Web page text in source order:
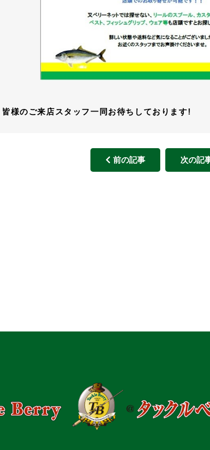
皆様のご来店スタッフ一同お待ちしております!
前の記事 次の記